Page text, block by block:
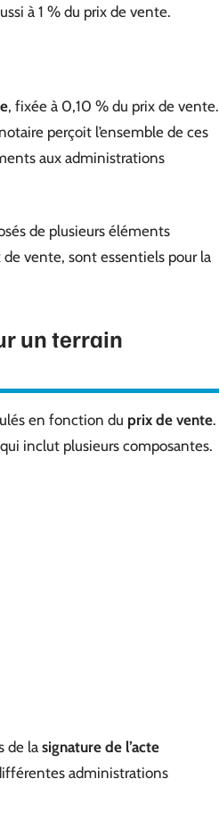
à 1 % du prix de vente.
, fixée à 0,10 % du prix de vente.
perçoit l’ensemble de ces
aux administrations
de plusieurs éléments
vente, sont essentiels pour la
un terrain
en fonction du prix de vente.
inclut plusieurs composantes.
de la signature de l’acte
administrations